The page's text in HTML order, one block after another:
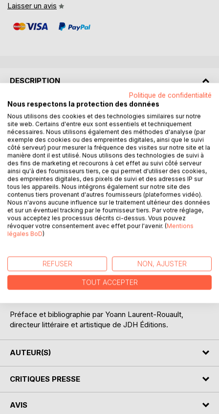
Laisser un avis
DESCRIPTION
« Le livre des esprits ou la bible du spiritisme. C’est plutôt
sous ce titre complet que ce livre devrait être présenté à
ses lecteurs, vivants ou morts.
Composé de 1019 questions et réponses faites par les
Esprits supérieurs, qui vont de « Qu’est-ce que Dieu ? » à «
Le règne du bien ne pourra-t-il jamais avoir lieu sur la
terre ? », Le livre des esprits aborde de nombreux thèmes
comme : Dieu, les éléments généraux de l’univers, la
création, le principe vital, le monde des Esprits, l’incarnation
des Esprits, la vie spirite, l’émancipation de l’âme,
l’intervention des Esprits dans le monde corporel, les trois
règnes (minéral, végétal, animal), les lois morales, les lois
divines et naturelles, l’espérance et la consolation, les
Les Atemporels, une collection qui réunit des œuvres qui
ne vieillissent pas, qui ont une date de publication mais pas
de date de péremption. Car elles seront encore lues et
Préface et bibliographie par Yoann Laurent-Rouault,
directeur littéraire et artistique de JDH Éditions.
AUTEUR(S)
CRITIQUES PRESSE
AVIS
Politique de confidentialité
Nous respectons la protection des données
Nous utilisons des cookies et des technologies similaires sur notre
site web. Certains d'entre eux sont essentiels et techniquement
nécessaires. Nous utilisons également des méthodes d'analyse (par
exemple des cookies ou des empreintes digitales, ainsi que le suivi
côté serveur) pour mesurer la fréquence des visites sur notre site et la
manière dont il est utilisé. Nous utilisons des technologies de suivi à
des fins de marketing et recourons à cet effet au suivi côté serveur
ainsi qu'à des fournisseurs tiers, ce qui permet d'utiliser des cookies,
des empreintes digitales, des pixels de suivi et des adresses IP sur
tous les appareils. Nous intégrons également sur notre site des
contenus tiers provenant d'autres fournisseurs (plateformes vidéo).
Nous n'avons aucune influence sur le traitement ultérieur des données
et sur un éventuel tracking par le fournisseur tiers. Par votre réglage,
vous acceptez les processus décrits ci-dessus. Vous pouvez
révoquer votre consentement avec effet pour l'avenir. (Mentions
légales BoD)
REFUSER NON, AJUSTER
TOUT ACCEPTER